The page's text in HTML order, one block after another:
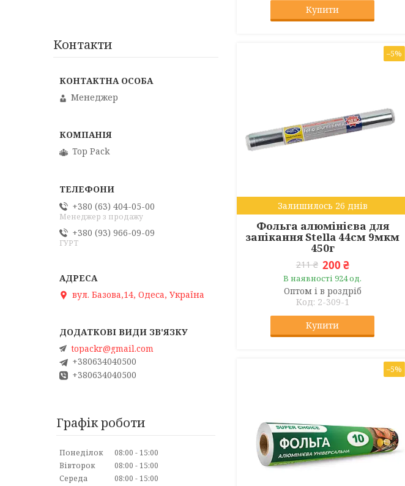
Купити
–5%
Залишилось 26 днів
Фольга алюмінієва для
запікання Stella 44см 9мкм
450г
211 ₴ 200 ₴
В наявності 924 од.
Оптом і в роздріб
2-309-1
Купити
–5%
Контакти
Менеджер
Top Pack
+380 (63) 404-05-00
Менеджер з продажу
+380 (93) 966-09-09
ГУРТ
вул. Базова,14, Одеса, Україна
topackr@gmail.com
+380634040500
+380634040500
Графік роботи
Понеділок 08:00
15:00
Вівторок
08:00
15:00
Середа
08:00
15:00